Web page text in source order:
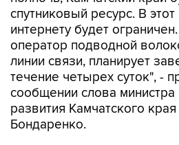
спутниковый ресурс. В
интернету будет
оператор подводной
линии связи, планирует
течение четырех суток", -
сообщении слова
развития Камчатского
Бондаренко.